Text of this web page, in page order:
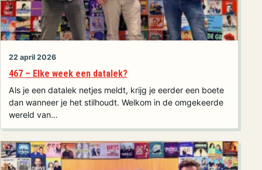
22 april 2026
467 – Elke week een datalek?
Als je een datalek netjes meldt, krijg je eerder een boete
dan wanneer je het stilhoudt. Welkom in de omgekeerde
wereld van…